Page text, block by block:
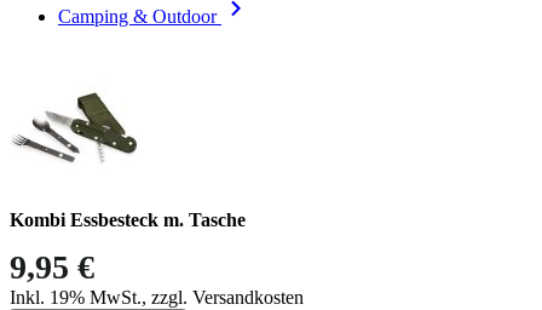
Camping & Outdoor
Kombi Essbesteck m. Tasche
9,95 €
Inkl. 19% MwSt., zzgl. Versandkosten